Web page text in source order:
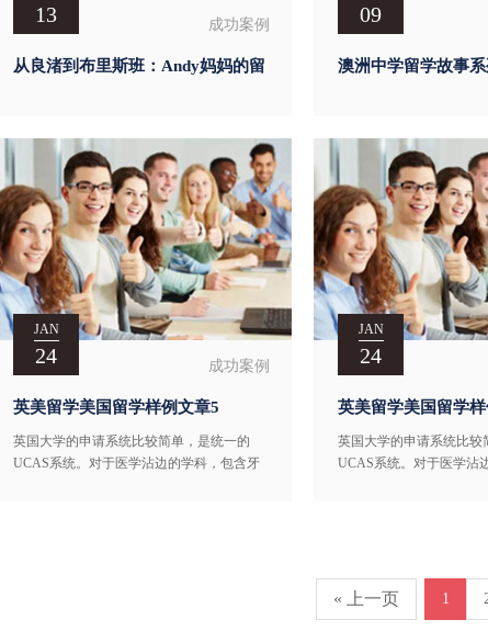
成功案例
13
从良渚到布里斯班：Andy妈妈的留
09
澳洲中学留学故事
成功案例
JAN
24
英美留学美国留学样例文章5
英国大学的申请系统比较简单，是统一的
UCAS系统。对于医学沾边的学科，包含牙
JAN
24
英美留学美国留学
英国大学的申请系统比较
UCAS系统。对于医学沾
« 上一页 1